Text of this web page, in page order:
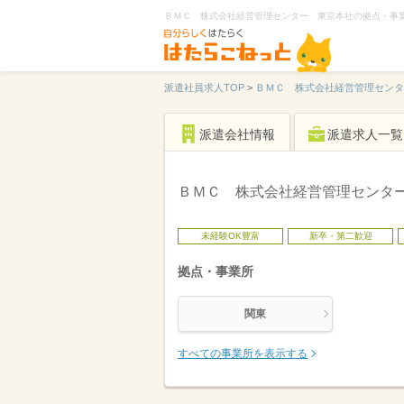
ＢＭＣ 株式会社経営管理センター 東京本社の拠点・事
派遣社員求人TOP > ＢＭＣ 株式会社経営管理セン
派遣会社情報 派遣求人一覧
ＢＭＣ 株式会社経営管理セン
未経験OK豊富 新卒・第二歓迎
拠点・事業所
関東
すべての事業所を表示する